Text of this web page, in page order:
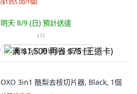
($1355.00/1個)
明天 8/9 (日) 預計送達
(1)
满 $1,500 再省 $75 (王道卡)
OXO 3in1 酪梨去核切片器, Black, 1個